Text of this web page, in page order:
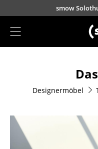
Direkt zum Inhalt
smow
Esszimmerstühle
Sessel
Designermöbel